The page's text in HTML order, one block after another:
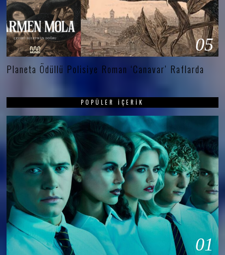
05
Planeta Ödüllü Polisiye Roman ‘Canavar’ Raflarda
POPÜLER İÇERIK
01